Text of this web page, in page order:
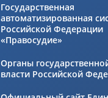
Государственная
автоматизированная
Российской Федерации
«Правосудие»
Органы
власти Российской